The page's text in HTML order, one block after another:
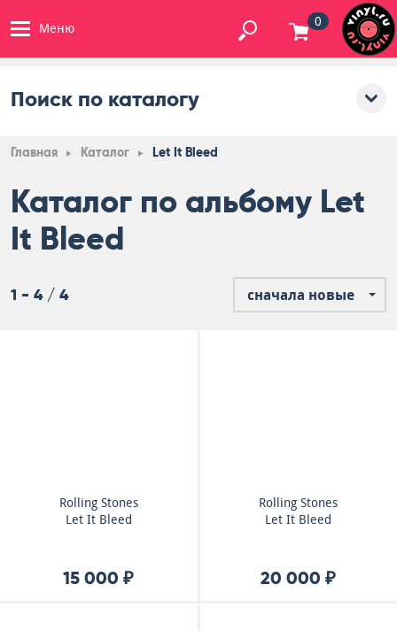
Меню 0
Поиск по каталогу
Главная Каталог Let It Bleed
Каталог по альбому Let
It Bleed
1 - 4 / 4 сначала новые
Rolling Stones
Let It Bleed
15 000 ₽
Rolling Stones
Let It Bleed
20 000 ₽